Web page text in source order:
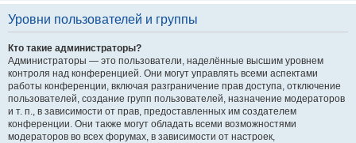
Уровни пользователей и группы
Кто такие администраторы?
Администраторы — это пользователи, наделённые высшим уровнем
контроля над конференцией. Они могут управлять всеми аспектами
работы конференции, включая разграничение прав доступа, отключение
пользователей, создание групп пользователей, назначение модераторов
и т. п., в зависимости от прав, предоставленных им создателем
конференции. Они также могут обладать всеми возможностями
модераторов во всех форумах, в зависимости от настроек,